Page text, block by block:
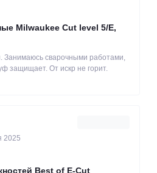
Milwaukee Cut level 5/Е,
сварочными работами,
защищает. От искр не горит.
2025
Best of E-Cut